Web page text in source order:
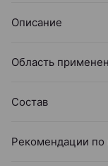
Описание
Область
Состав
Рекомендации